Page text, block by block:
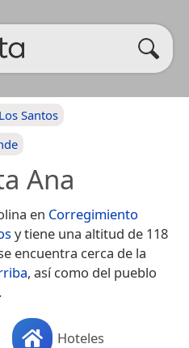
Los Santos
Ana
en Corregimiento
y tiene una altitud de 118
encuentra cerca de la
, así como del pueblo
.
Hoteles